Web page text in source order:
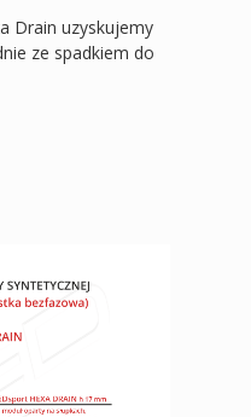
Drain uzyskujemy
ze spadkiem do